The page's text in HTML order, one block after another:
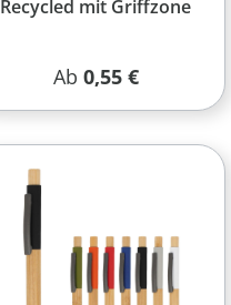
Recycled mit Griffzone
Regulärer Preis:
Ab 0,55 €